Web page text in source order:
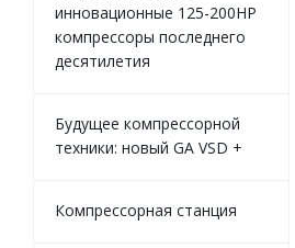
инновационные 125-200HP
компрессоры последнего
десятилетия
Будущее компрессорной
техники: новый GA VSD +
Компрессорная станция